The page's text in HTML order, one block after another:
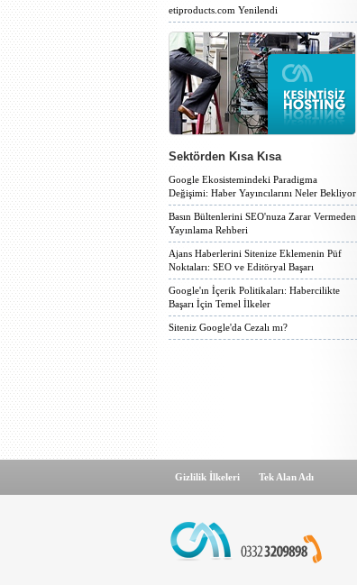
etiproducts.com Yenilendi
Sektörden Kısa Kısa
Google Ekosistemindeki Paradigma
Değişimi: Haber Yayıncılarını Neler Bekliyor
Basın Bültenlerini SEO'nuza Zarar Vermeden
Yayınlama Rehberi
Ajans Haberlerini Sitenize Eklemenin Püf
Noktaları: SEO ve Editöryal Başarı
Google'ın İçerik Politikaları: Habercilikte
Başarı İçin Temel İlkeler
Siteniz Google'da Cezalı mı?
Gizlilik İlkeleri Tek Alan Adı